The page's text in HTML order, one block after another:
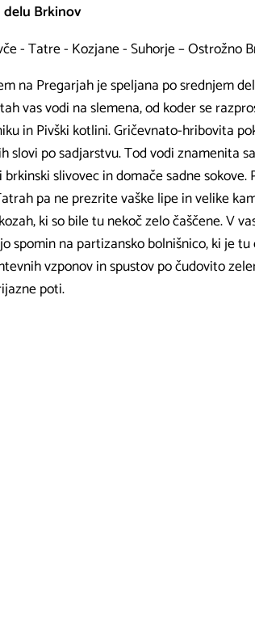
delu Brkinov
- Tatre - Kozjane - Suhorje – Ostrožno
na Pregarjah je speljana po srednjem
vas vodi na slemena, od koder se
in Pivški kotlini. Gričevnato-hribovita
slovi po sadjarstvu. Tod vodi znamenita
slivovec in domače sadne
pa ne prezrite vaške lipe in velike
ki so bile tu nekoč zelo čaščene. V
spomin na partizansko bolnišnico, ki je
vzponov in spustov po čudovito
poti.